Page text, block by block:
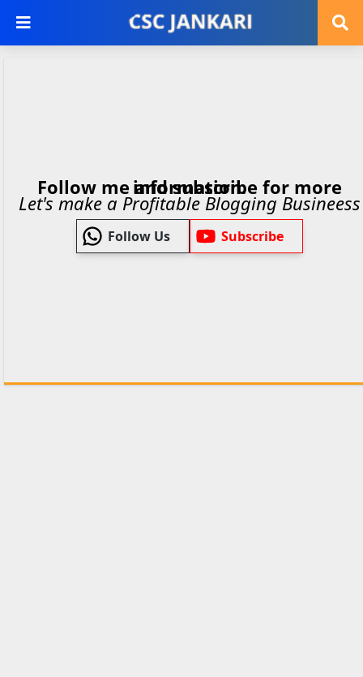
Follow me and subscribe for more information.
Let's make a Profitable Blogging Busineess
Follow Us Subscribe